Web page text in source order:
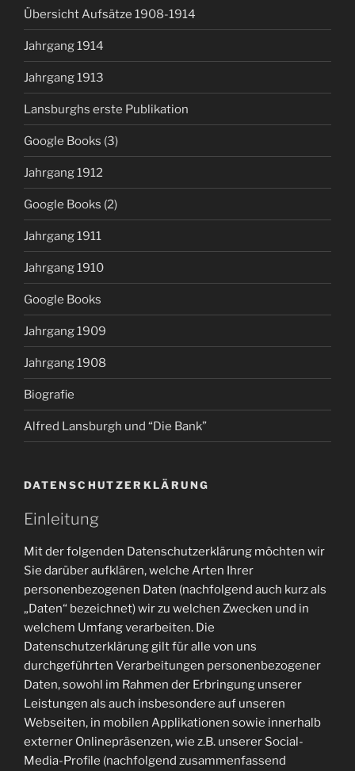
Übersicht Aufsätze 1908-1914
Jahrgang 1914
Jahrgang 1913
Lansburghs erste Publikation
Google Books (3)
Jahrgang 1912
Google Books (2)
Jahrgang 1911
Jahrgang 1910
Google Books
Jahrgang 1909
Jahrgang 1908
Biografie
Alfred Lansburgh und “Die Bank”
DATENSCHUTZERKLÄRUNG
Einleitung
Mit der folgenden Datenschutzerklärung möchten wir
Sie darüber aufklären, welche Arten Ihrer
personenbezogenen Daten (nachfolgend auch kurz als
„Daten“ bezeichnet) wir zu welchen Zwecken und in
welchem Umfang verarbeiten. Die
Datenschutzerklärung gilt für alle von uns
durchgeführten Verarbeitungen personenbezogener
Daten, sowohl im Rahmen der Erbringung unserer
Leistungen als auch insbesondere auf unseren
Webseiten, in mobilen Applikationen sowie innerhalb
externer Onlinepräsenzen, wie z.B. unserer Social-
Media-Profile (nachfolgend zusammenfassend